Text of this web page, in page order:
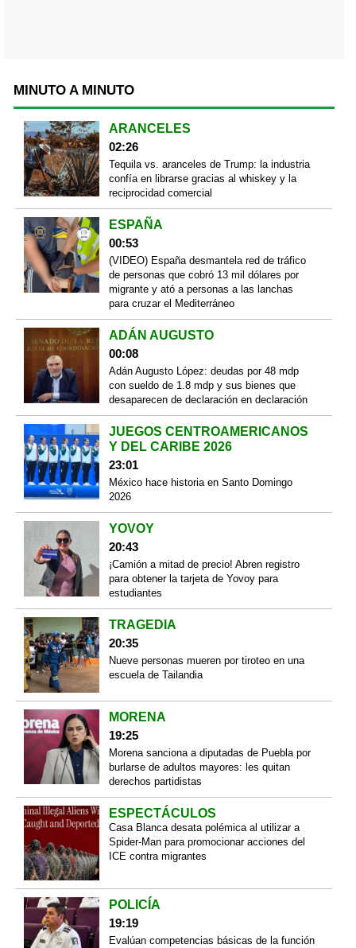
MINUTO A MINUTO
ARANCELES
02:26
Tequila vs. aranceles de Trump: la industria
confía en librarse gracias al whiskey y la
reciprocidad comercial
ESPAÑA
00:53
(VIDEO) España desmantela red de tráfico
de personas que cobró 13 mil dólares por
migrante y ató a personas a las lanchas
para cruzar el Mediterráneo
ADÁN AUGUSTO
00:08
Adán Augusto López: deudas por 48 mdp
con sueldo de 1.8 mdp y sus bienes que
desaparecen de declaración en declaración
JUEGOS CENTROAMERICANOS
Y DEL CARIBE 2026
23:01
México hace historia en Santo Domingo
2026
YOVOY
20:43
¡Camión a mitad de precio! Abren registro
para obtener la tarjeta de Yovoy para
estudiantes
TRAGEDIA
20:35
Nueve personas mueren por tiroteo en una
escuela de Tailandia
MORENA
19:25
Morena sanciona a diputadas de Puebla por
burlarse de adultos mayores: les quitan
derechos partidistas
ESPECTÁCULOS
Casa Blanca desata polémica al utilizar a
Spider-Man para promocionar acciones del
ICE contra migrantes
POLICÍA
19:19
Evalúan competencias básicas de la función